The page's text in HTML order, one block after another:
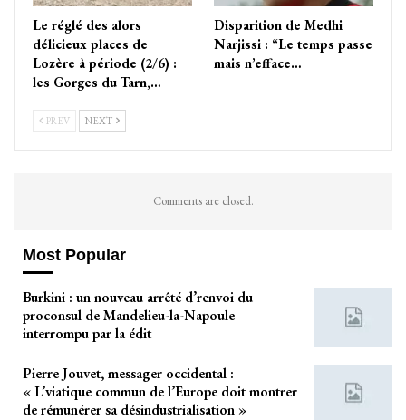
Le réglé des alors
délicieux places de
Lozère à période (2/6) :
les Gorges du Tarn,…
Disparition de Medhi
Narjissi : “Le temps passe
mais n’efface…
PREV NEXT
Comments are closed.
Most Popular
Burkini : un nouveau arrêté d’renvoi du
proconsul de Mandelieu-la-Napoule
interrompu par la édit
Pierre Jouvet, messager occidental :
« L’viatique commun de l’Europe doit montrer
de rémunérer sa désindustrialisation »